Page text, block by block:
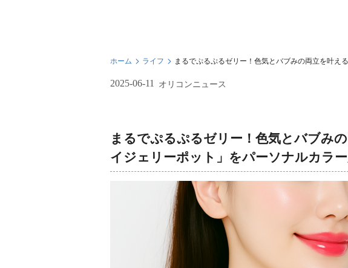
ホーム ライフ まるでぷるぷるゼリー！色気とバブみの両立を叶え
2025-06-11 オリコンニュース
まるでぷるぷるゼリー！色気とバブみ
イジェリーポット」をパーソナルカラ